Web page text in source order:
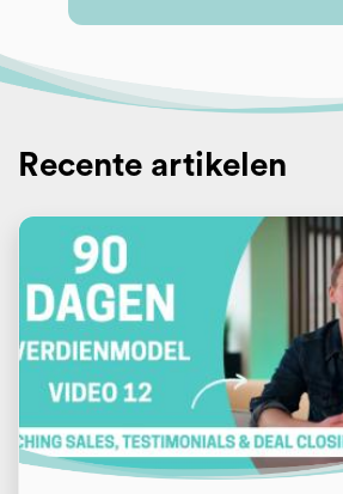
Recente artikelen